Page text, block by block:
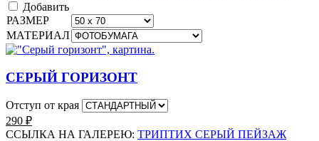
Добавить
РАЗМЕР
МАТЕРИАЛ
СЕРЫЙ ГОРИЗОНТ
Отступ от края
290 ₽
ССЫЛКА НА ГАЛЕРЕЮ: ТРИПТИХ СЕРЫЙ ПЕЙЗАЖ